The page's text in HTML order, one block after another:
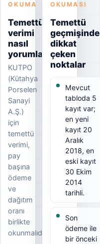
OKUMA
Temettü
verimi
nasıl
yorumlanmalı?
KUTPO
(Kütahya
Porselen
Sanayi
A.Ş.)
için
temettü
verimi,
pay
başına
ödeme
ve
dağıtım
oranı
birlikte
okunmalıdır.
OKUMASI
Temettü
geçmişinde
dikkat
çeken
noktalar
Mevcut
tabloda 5
kayıt var;
en yeni
kayıt 20
Aralık
2018, en
eski kayıt
30 Ekim
2014
tarihli.
Son
ödeme ile
bir önceki